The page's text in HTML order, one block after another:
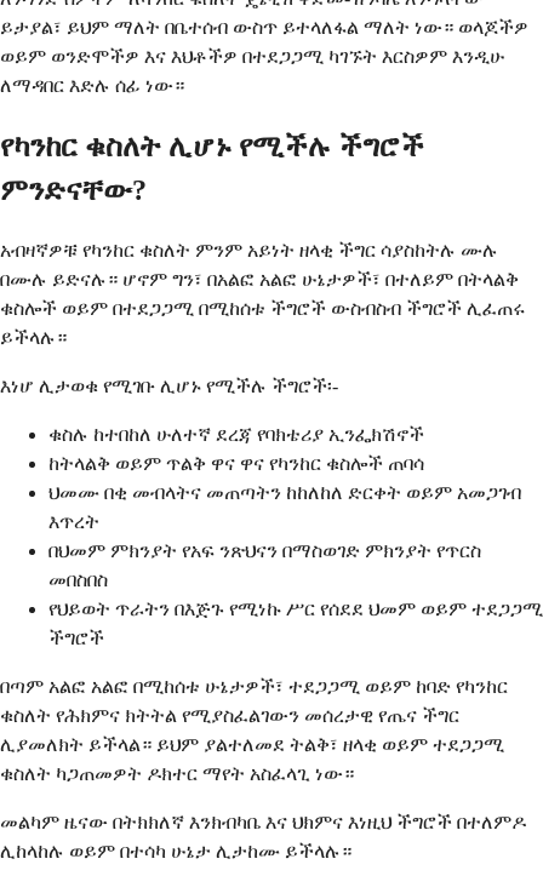
ይታያል፣ ይህም ማለት በቤተሰብ ውስጥ ይተላለፋል ማለት ነው። ወላጆችዎ
ወይም ወንድሞችዎ እና እህቶችዎ በተደጋጋሚ ካገኙት እርስዎም እንዲሁ
ለማዳበር እድሉ ሰፊ ነው።
የካንከር ቁስለት ሊሆኑ የሚችሉ ችግሮች
ምንድናቸው?
አብዛኛዎቹ የካንከር ቁስለት ምንም አይነት ዘላቂ ችግር ሳያስከትሉ ሙሉ
በሙሉ ይድናሉ። ሆኖም ግን፣ በአልፎ አልፎ ሁኔታዎች፣ በተለይም በትላልቅ
ቁስሎች ወይም በተደጋጋሚ በሚከሰቱ ችግሮች ውስብስብ ችግሮች ሊፈጠሩ
ይችላሉ።
እነሆ ሊታወቁ የሚገቡ ሊሆኑ የሚችሉ ችግሮች፡-
ቁስሉ ከተበከለ ሁለተኛ ደረጃ የባክቴሪያ ኢንፌክሽኖች
ከትላልቅ ወይም ጥልቅ ዋና ዋና የካንከር ቁስሎች ጠባሳ
ህመሙ በቂ መብላትና መጠጣትን ከከለከለ ድርቀት ወይም አመጋገብ
እጥረት
በህመም ምክንያት የአፍ ንጽህናን በማስወገድ ምክንያት የጥርስ
መበስበስ
የህይወት ጥራትን በእጅጉ የሚነኩ ሥር የሰደደ ህመም ወይም ተደጋጋሚ
ችግሮች
በጣም አልፎ አልፎ በሚከሰቱ ሁኔታዎች፣ ተደጋጋሚ ወይም ከባድ የካንከር
ቁስለት የሕክምና ክትትል የሚያስፈልገውን መሰረታዊ የጤና ችግር
ሊያመለክት ይችላል። ይህም ያልተለመደ ትልቅ፣ ዘላቂ ወይም ተደጋጋሚ
ቁስለት ካጋጠመዎት ዶክተር ማየት አስፈላጊ ነው።
መልካም ዜናው በትክክለኛ እንክብካቤ እና ህክምና እነዚህ ችግሮች በተለምዶ
ሊከላከሉ ወይም በተሳካ ሁኔታ ሊታከሙ ይችላሉ።